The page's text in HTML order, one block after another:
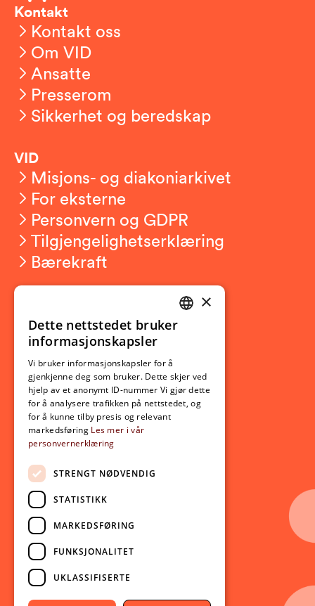
Kontakt
Kontakt oss
Om VID
Ansatte
Presserom
Sikkerhet og beredskap
VID
Misjons- og diakoniarkivet
For eksterne
Personvern og GDPR
Tilgjengelighetserklæring
Bærekraft
Ny student
Utveksling
Opptak
Lov- og regelverk
Aktuelt
Nyheter
Arrangementer
Nyhetsbrev
Ledige stillinger
Følg oss på sosiale medier:
Facebook
Instagram
Youtube
NORWEGIAN
×
Dette nettstedet bruker
informasjonskapsler
Vi bruker informasjonskapsler for å
gjenkjenne deg som bruker. Dette skjer ved
hjelp av et anonymt ID-nummer Vi gjør dette
for å analysere trafikken på nettstedet, og
for å kunne tilby presis og relevant
markedsføring Les mer i vår
personvernerklæring
STRENGT NØDVENDIG
STATISTIKK
MARKEDSFØRING
FUNKSJONALITET
UKLASSIFISERTE